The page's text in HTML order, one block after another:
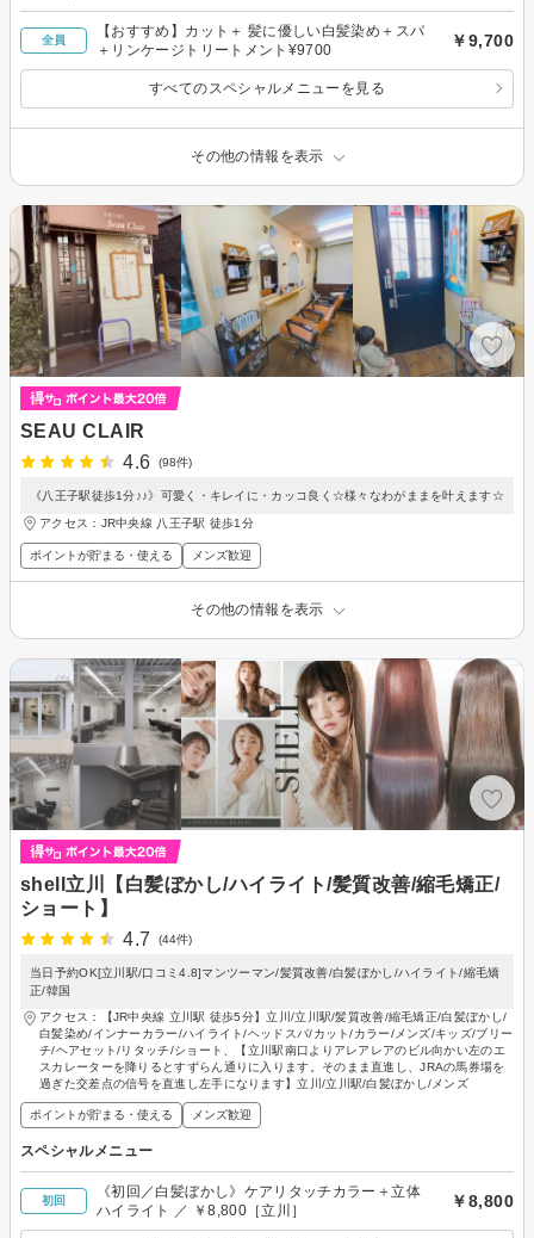
全員
【おすすめ】カット＋ 髪に優しい白髪染め＋スパ
＋リンケージトリートメント¥9700
￥9,700
すべてのスペシャルメニューを見る
その他の情報を表示
SEAU CLAIR
4.6
(98件)
《八王子駅徒歩1分♪♪》可愛く・キレイに・カッコ良く☆様々なわがままを叶えます☆
アクセス：JR中央線 八王子駅 徒歩1分
ポイントが貯まる・使える メンズ歓迎
その他の情報を表示
shell立川【白髪ぼかし/ハイライト/髪質改善/縮毛矯正/
ショート】
4.7
(44件)
当日予約OK[立川駅/口コミ4.8]マンツーマン/髪質改善/白髪ぼかし/ハイライト/縮毛矯
正/韓国
アクセス：【JR中央線 立川駅 徒歩5分】立川/立川駅/髪質改善/縮毛矯正/白髪ぼかし/
白髪染め/インナーカラー/ハイライト/ヘッドスパ/カット/カラー/メンズ/キッズ/ブリー
チ/ヘアセット/リタッチ/ショート、【立川駅南口よりアレアレアのビル向かい左のエ
スカレーターを降りるとすずらん通りに入ります。そのまま直進し、JRAの馬券場を
過ぎた交差点の信号を直進し左手になります】立川/立川駅/白髪ぼかし/メンズ
ポイントが貯まる・使える メンズ歓迎
スペシャルメニュー
初回
《初回／白髪ぼかし》ケアリタッチカラー＋立体
ハイライト ／ ￥8,800［立川］
￥8,800